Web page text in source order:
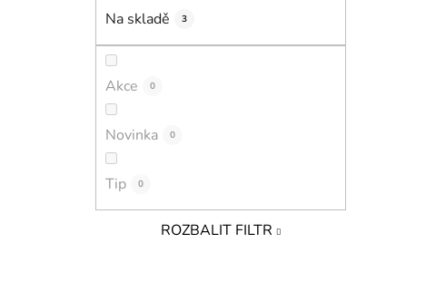
Na skladě 3
Akce 0
Novinka 0
Tip 0
ROZBALIT FILTR